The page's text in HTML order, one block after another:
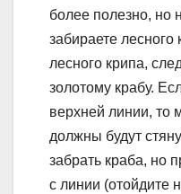
более полезно, но
забираете лесного
лесного крипа,
золотому крабу.
верхней линии, то
должны будут
забрать краба, но
с линии (отойдите